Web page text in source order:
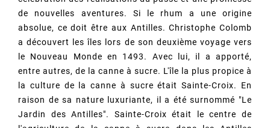
de nouvelles aventures. Si le rhum a une origine
absolue, ce doit être aux Antilles. Christophe Colomb
a découvert les îles lors de son deuxième voyage vers
le Nouveau Monde en 1493. Avec lui, il a apporté,
entre autres, de la canne à sucre. L'île la plus propice à
la culture de la canne à sucre était Sainte-Croix. En
raison de sa nature luxuriante, il a été surnommé "Le
Jardin des Antilles". Sainte-Croix était le centre de